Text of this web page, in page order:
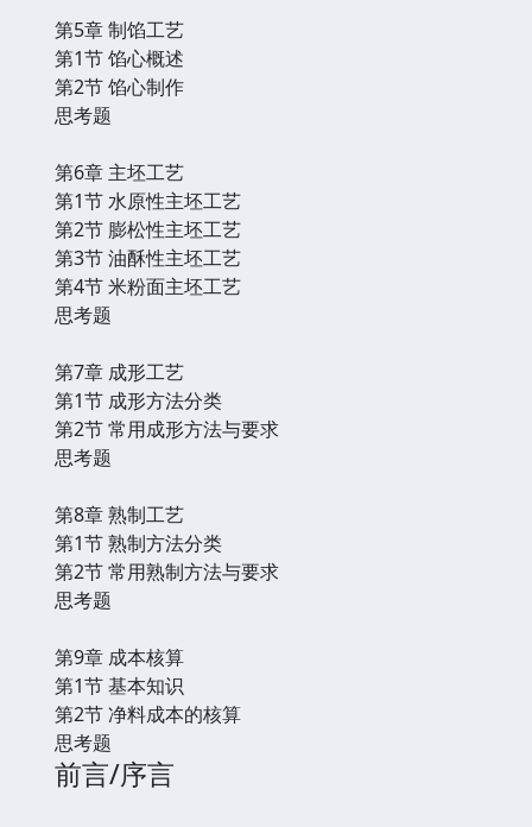
第5章 制馅工艺
第1节 馅心概述
第2节 馅心制作
思考题
第6章 主坯工艺
第1节 水原性主坯工艺
第2节 膨松性主坯工艺
第3节 油酥性主坯工艺
第4节 米粉面主坯工艺
思考题
第7章 成形工艺
第1节 成形方法分类
第2节 常用成形方法与要求
思考题
第8章 熟制工艺
第1节 熟制方法分类
第2节 常用熟制方法与要求
思考题
第9章 成本核算
第1节 基本知识
第2节 净料成本的核算
思考题
前言/序言